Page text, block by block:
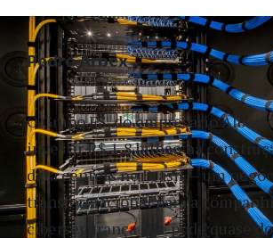
O Grupo FS, do empresário
investir R$ 1,8 bilhão na
data centers no Brasil — um
transformacional para a
cibersegurança que pode quase
Pedro Arbex